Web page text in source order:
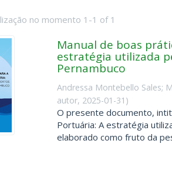
no momento 1-1 of 1
Manual de boas
estratégia utilizada
Pernambuco
Andressa Montebello Sales;
autor, 2025-01-31 )
O presente documento,
Portuária: A estratégia
elaborado como fruto da